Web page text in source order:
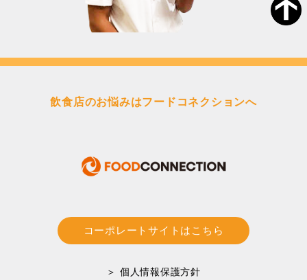
飲食店のお悩みはフードコネクションへ
コーポレートサイトはこちら
＞ 個人情報保護方針